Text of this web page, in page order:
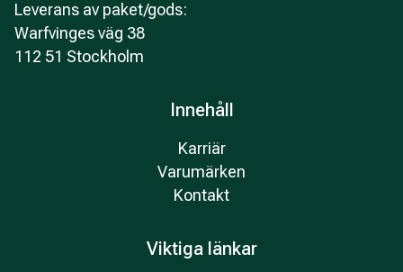
Leverans av paket/gods:
Warfvinges väg 38
112 51 Stockholm
Innehåll
Karriär
Varumärken
Kontakt
Viktiga länkar